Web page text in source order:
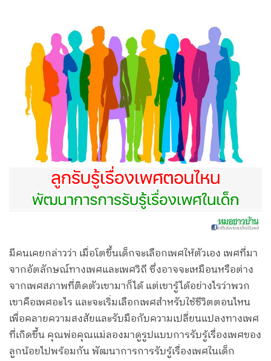
มีคนเคยกล่าวว่า เมื่อโตขึ้นเด็กจะเลือกเพศให้ตัวเอง เพศที่มา
จากอัตลักษณ์ทางเพศและเพศวิถี ซึ่งอาจจะเหมือนหรือต่าง
จากเพศสภาพที่ติดตัวเขามาก็ได้ แต่เขารู้ได้อย่างไรว่าพวก
เขาคือเพศอะไร และจะเริ่มเลือกเพศสำหรับใช้ชีวิตตอนไหน
เพื่อคลายความสงสัยและรับมือกับความเปลี่ยนแปลงทางเพศ
ที่เกิดขึ้น คุณพ่อคุณแม่ลองมาดูรูปแบบการรับรู้เรื่องเพศของ
ลูกน้อยไปพร้อมกัน พัฒนาการการรับรู้เรื่องเพศในเด็ก